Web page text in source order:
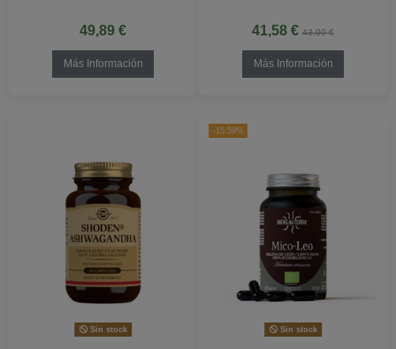
49,89 €
Más Información
41,58 € 43,00 €
Más Información
Sin stock
-15,59%
Sin stock